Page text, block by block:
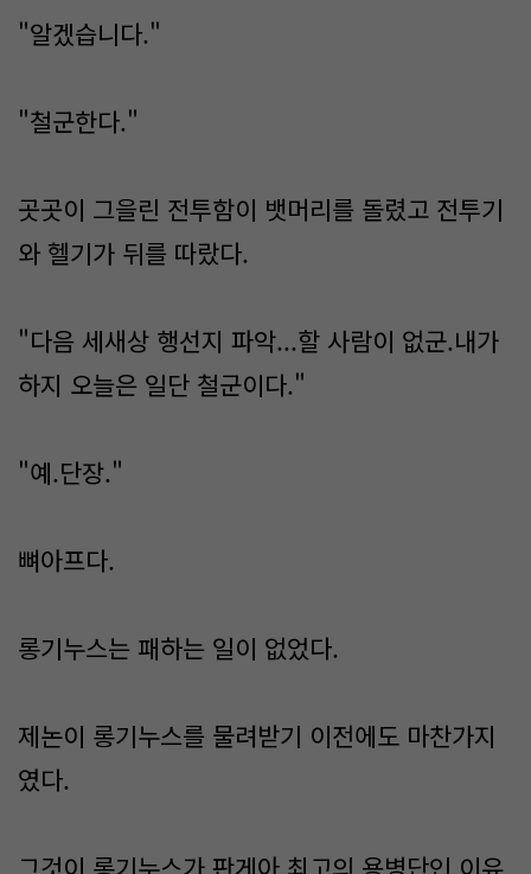
"알겠습니다."
"철군한다."
곳곳이 그을린 전투함이 뱃머리를 돌렸고 전투기
와 헬기가 뒤를 따랐다.
"다음 세새상 행선지 파악...할 사람이 없군.내가
하지 오늘은 일단 철군이다."
"예.단장."
뼈아프다.
롱기누스는 패하는 일이 없었다.
제논이 롱기누스를 물려받기 이전에도 마찬가지
였다.
그것이 롱기누스가 판게아 최고의 용병단인 이유